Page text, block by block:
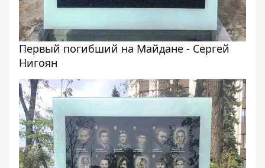
Первый погибший на Майдане - Сергей
Нигоян